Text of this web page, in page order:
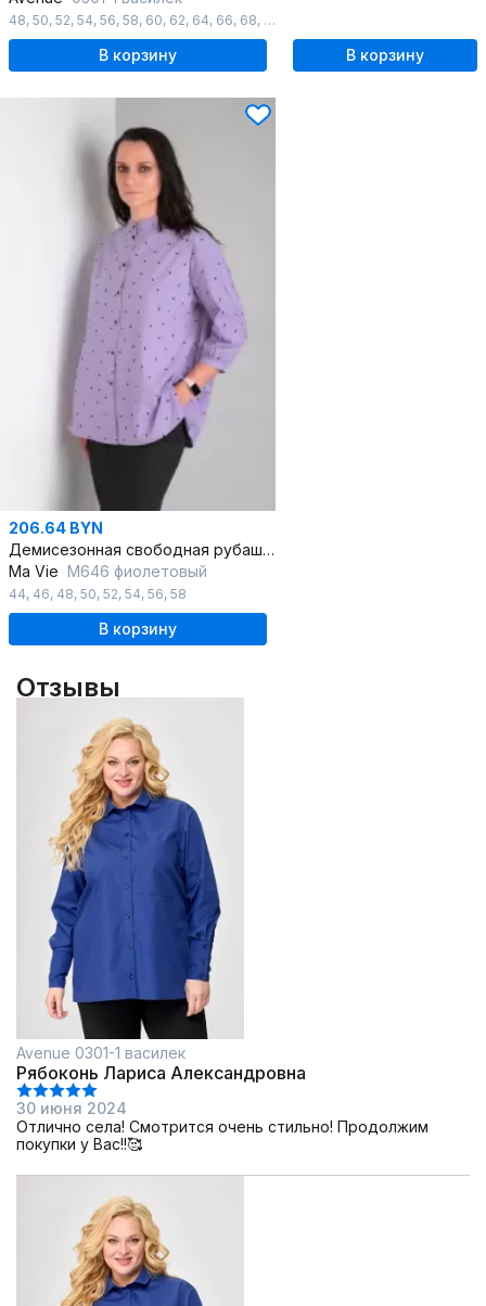
48, 50, 52, 54, 56, 58, 60, 62, 64, 66, 68, 70
В корзину В корзину
206.64 BYN
Демисезонная свободная рубашка на стойке с 3/4 рукавом
Ma Vie М646 фиолетовый
44, 46, 48, 50, 52, 54, 56, 58
В корзину
Отзывы
Avenue 0301-1 василек
Рябоконь Лариса Александровна
30 июня 2024
Отлично села! Смотрится очень стильно! Продолжим
покупки у Вас!!🥰